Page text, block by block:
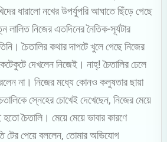
ধারালো নখের উপর্যুপরি আঘাতে ছিঁড়ে গেছে
লালিত নিজের এতদিনের নৈতিক-সূর্যটার
চৈতালির কথার দাপটে খুলে গেছে নিজের
দেখলেন নিজেই। নাহ্! চৈতালির ঢেলে
না। নিজের মধ্যে কোনও কলুষতার ছায়া
স্নেহের চোখেই দেখেছেন, নিজের মেয়ে
চৈতালি। মেয়ে মেয়ে ভাবার কারণে
পেয়ে বললেন, তোমার অভিযোগ